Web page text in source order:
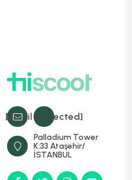
[email protected]
Palladium Tower
K:33 Ataşehir/
İSTANBUL